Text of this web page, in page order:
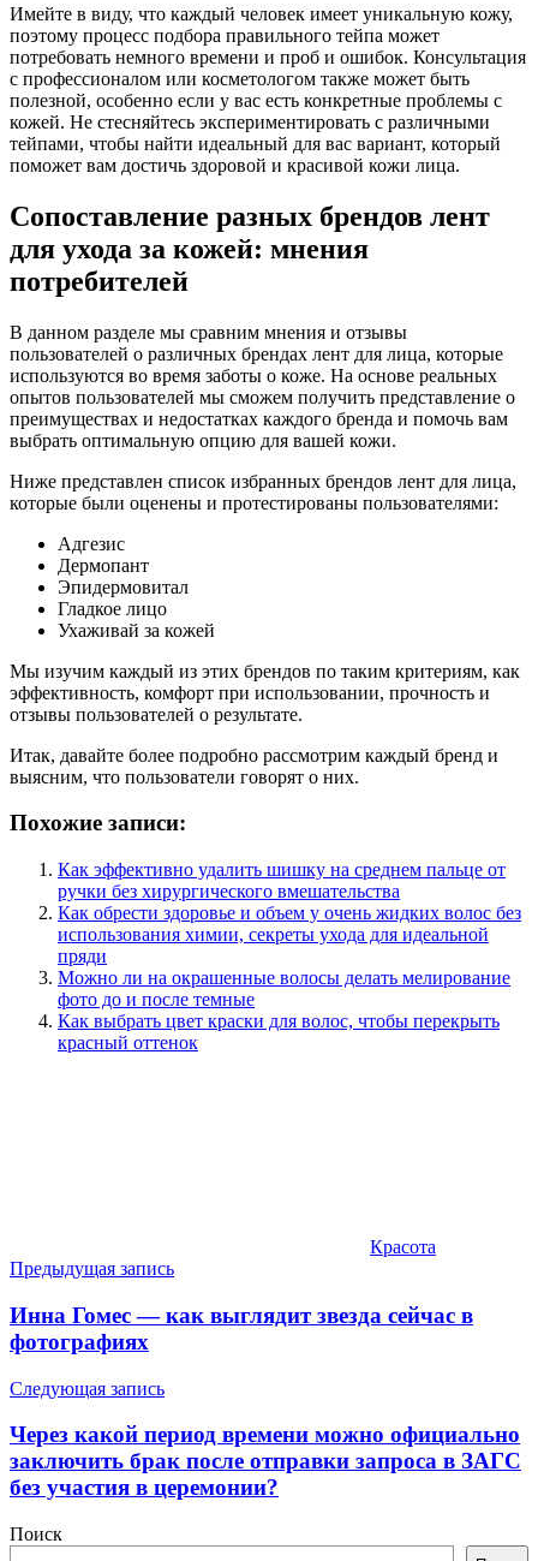
Имейте в виду, что каждый человек имеет уникальную кожу,
поэтому процесс подбора правильного тейпа может
потребовать немного времени и проб и ошибок. Консультация
с профессионалом или косметологом также может быть
полезной, особенно если у вас есть конкретные проблемы с
кожей. Не стесняйтесь экспериментировать с различными
тейпами, чтобы найти идеальный для вас вариант, который
поможет вам достичь здоровой и красивой кожи лица.
Сопоставление разных брендов лент
для ухода за кожей: мнения
потребителей
В данном разделе мы сравним мнения и отзывы
пользователей о различных брендах лент для лица, которые
используются во время заботы о коже. На основе реальных
опытов пользователей мы сможем получить представление о
преимуществах и недостатках каждого бренда и помочь вам
выбрать оптимальную опцию для вашей кожи.
Ниже представлен список избранных брендов лент для лица,
которые были оценены и протестированы пользователями:
Адгезис
Дермопант
Эпидермовитал
Гладкое лицо
Ухаживай за кожей
Мы изучим каждый из этих брендов по таким критериям, как
эффективность, комфорт при использовании, прочность и
отзывы пользователей о результате.
Итак, давайте более подробно рассмотрим каждый бренд и
выясним, что пользователи говорят о них.
Похожие записи:
Как эффективно удалить шишку на среднем пальце от
ручки без хирургического вмешательства
Как обрести здоровье и объем у очень жидких волос без
использования химии, секреты ухода для идеальной
пряди
Можно ли на окрашенные волосы делать мелирование
фото до и после темные
Как выбрать цвет краски для волос, чтобы перекрыть
красный оттенок
Красота
Навигация
по
записям
Предыдущая запись
Инна Гомес — как выглядит звезда сейчас в
фотографиях
Следующая запись
Через какой период времени можно официально
заключить брак после отправки запроса в ЗАГС
без участия в церемонии?
Поиск